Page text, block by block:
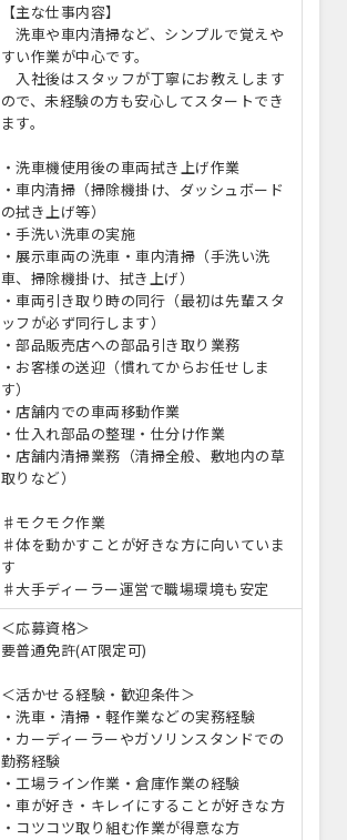
【主な仕事内容】
洗車や車内清掃など、シンプルで覚えや
すい作業が中心です。
入社後はスタッフが丁寧にお教えします
ので、未経験の方も安心してスタートでき
ます。
・洗車機使用後の車両拭き上げ作業
・車内清掃（掃除機掛け、ダッシュボード
の拭き上げ等）
・手洗い洗車の実施
・展示車両の洗車・車内清掃（手洗い洗
車、掃除機掛け、拭き上げ）
・車両引き取り時の同行（最初は先輩スタ
ッフが必ず同行します）
・部品販売店への部品引き取り業務
・お客様の送迎（慣れてからお任せしま
す）
・店舗内での車両移動作業
・仕入れ部品の整理・仕分け作業
・店舗内清掃業務（清掃全般、敷地内の草
取りなど）
♯モクモク作業
♯体を動かすことが好きな方に向いていま
す
♯大手ディーラー運営で職場環境も安定
＜応募資格＞
要普通免許(AT限定可)
＜活かせる経験・歓迎条件＞
・洗車・清掃・軽作業などの実務経験
・カーディーラーやガソリンスタンドでの
勤務経験
・工場ライン作業・倉庫作業の経験
・車が好き・キレイにすることが好きな方
・コツコツ取り組む作業が得意な方